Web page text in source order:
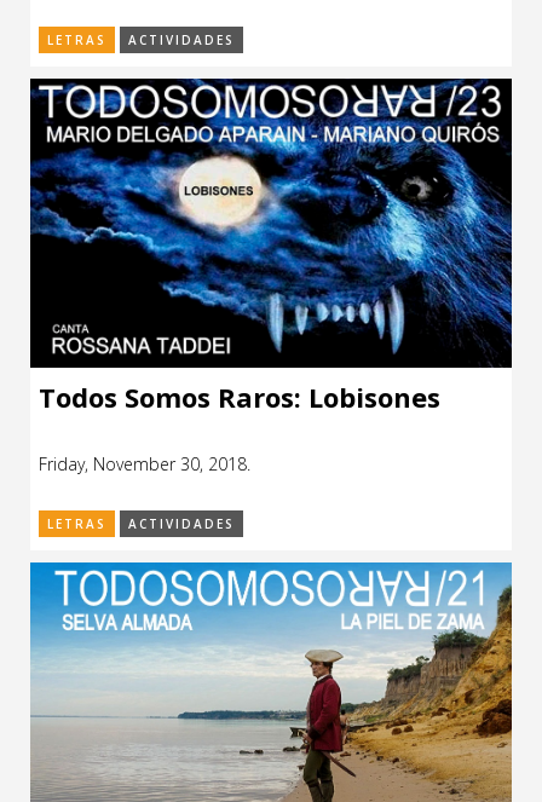
LETRAS ACTIVIDADES
Todos Somos Raros: Lobisones
Friday, November 30, 2018.
LETRAS ACTIVIDADES